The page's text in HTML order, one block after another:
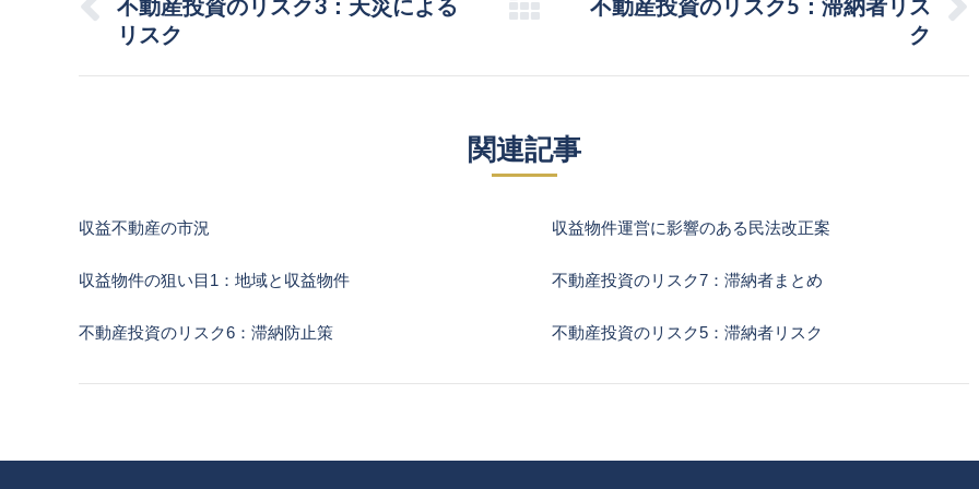
Previous
post:
不動産投資のリスク3：天災による
リスク
Next不動産投資のリスク5：滞納者リス
ク
関連記事
収益不動産の市況 収益物件運営に影響のある民法改正案
収益物件の狙い目1：地域と収益物件 不動産投資のリスク7：滞納者まとめ
不動産投資のリスク6：滞納防止策 不動産投資のリスク5：滞納者リスク